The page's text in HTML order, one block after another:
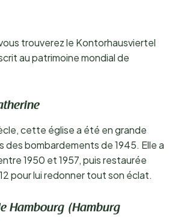
trouverez le Kontorhausviertel
au patrimoine mondial de
cette église a été en grande
des bombardements de 1945. Elle a
1950 et 1957, puis restaurée
pour lui redonner tout son éclat.
Hambourg (Hamburg